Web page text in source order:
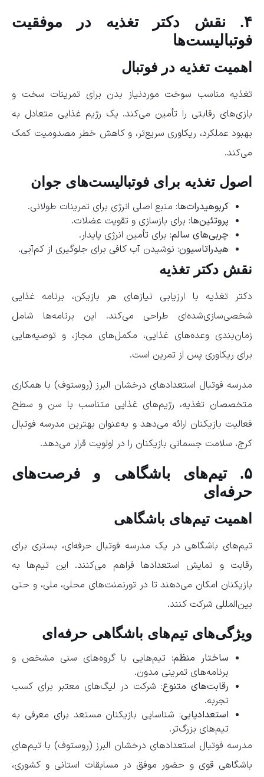
۴. نقش دکتر تغذیه در موفقیت
فوتبالیست‌ها
اهمیت تغذیه در فوتبال
تغذیه مناسب سوخت موردنیاز بدن برای تمرینات سخت و
بازی‌های رقابتی را تأمین می‌کند. یک رژیم غذایی متعادل به
بهبود عملکرد، ریکاوری سریع‌تر، و کاهش خطر مصدومیت کمک
می‌کند.
اصول تغذیه برای فوتبالیست‌های جوان
کربوهیدرات‌ها: منبع اصلی انرژی برای تمرینات طولانی.
پروتئین‌ها: برای بازسازی و تقویت عضلات.
چربی‌های سالم: برای تأمین انرژی پایدار.
هیدراتاسیون: نوشیدن آب کافی برای جلوگیری از کم‌آبی.
نقش دکتر تغذیه
دکتر تغذیه با ارزیابی نیازهای هر بازیکن، برنامه غذایی
شخصی‌سازی‌شده‌ای طراحی می‌کند. این برنامه‌ها شامل
زمان‌بندی وعده‌های غذایی، مکمل‌های مجاز، و توصیه‌هایی
برای ریکاوری پس از تمرین است.
مدرسه فوتبال استعدادهای درخشان البرز (روستوف) با همکاری
متخصصان تغذیه، رژیم‌های غذایی متناسب با سن و سطح
فعالیت بازیکنان ارائه می‌دهد و به‌عنوان بهترین مدرسه فوتبال
کرج، سلامت جسمانی بازیکنان را در اولویت قرار می‌دهد.
۵. تیم‌های باشگاهی و فرصت‌های
حرفه‌ای
اهمیت تیم‌های باشگاهی
تیم‌های باشگاهی در یک مدرسه فوتبال حرفه‌ای، بستری برای
رقابت و نمایش استعدادها فراهم می‌کنند. این تیم‌ها به
بازیکنان امکان می‌دهند تا در تورنمنت‌های محلی، ملی، و حتی
بین‌المللی شرکت کنند.
ویژگی‌های تیم‌های باشگاهی حرفه‌ای
ساختار منظم: تیم‌هایی با گروه‌های سنی مشخص و
برنامه‌های تمرینی مدون.
رقابت‌های متنوع: شرکت در لیگ‌های معتبر برای کسب
تجربه.
استعدادیابی: شناسایی بازیکنان مستعد برای معرفی به
تیم‌های بزرگ‌تر.
مدرسه فوتبال استعدادهای درخشان البرز (روستوف) با تیم‌های
باشگاهی قوی و حضور موفق در مسابقات استانی و کشوری،